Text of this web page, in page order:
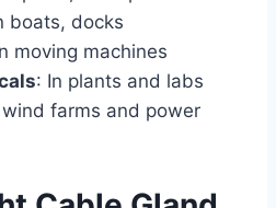
boats, docks
moving machines
: In plants and labs
wind farms and power